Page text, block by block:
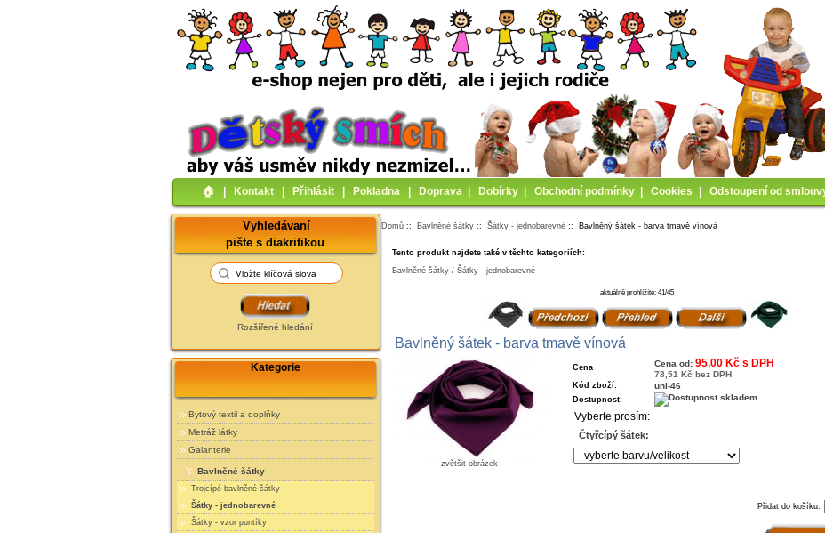
🏠︎ Kontakt Přihlásit Pokladna Doprava Dobírky Obchodní podmínky Cookies Odstoupení od
Vyhledávaní
pište s diakritikou
Rozšířené hledání
Kategorie
Bytový textil a doplňky
Metráž látky
Galanterie
Bavlněné šátky
Trojcípé bavlněné šátky
Šátky - jednobarevné
Šátky - vzor puntíky
Domů :: Bavlněné šátky ::Šátky - jednobarevné :: Bavlněný šátek - barva tmavě vínová
Tento produkt najdete také v těchto kategoriích:
Bavlněné šátky / Šátky - jednobarevné
aktuálně prohlížíte: 41/45
Bavlněný šátek - barva tmavě vínová
zvětšit obrázek
Cena Cena od:95,00 Kč s DPH
78,51 Kč bez DPH
Kód zboží: uni-46
Dostupnost:
Vyberte prosím:
Čtyřcípý šátek:
Přidat do košíku: